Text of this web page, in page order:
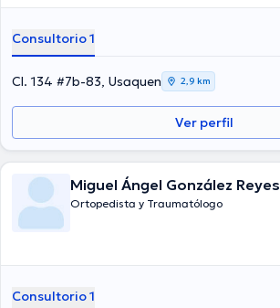
Consultorio 1
Cl. 134 #7b-83, Usaquen 2,9 km
Ver perfil
Miguel Ángel González Reyes
Ortopedista y Traumatólogo
Consultorio 1